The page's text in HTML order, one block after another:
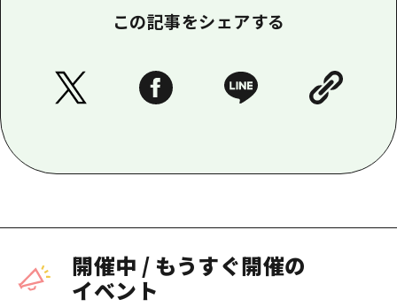
この記事をシェアする
開催中 / もうすぐ開催の
イベント